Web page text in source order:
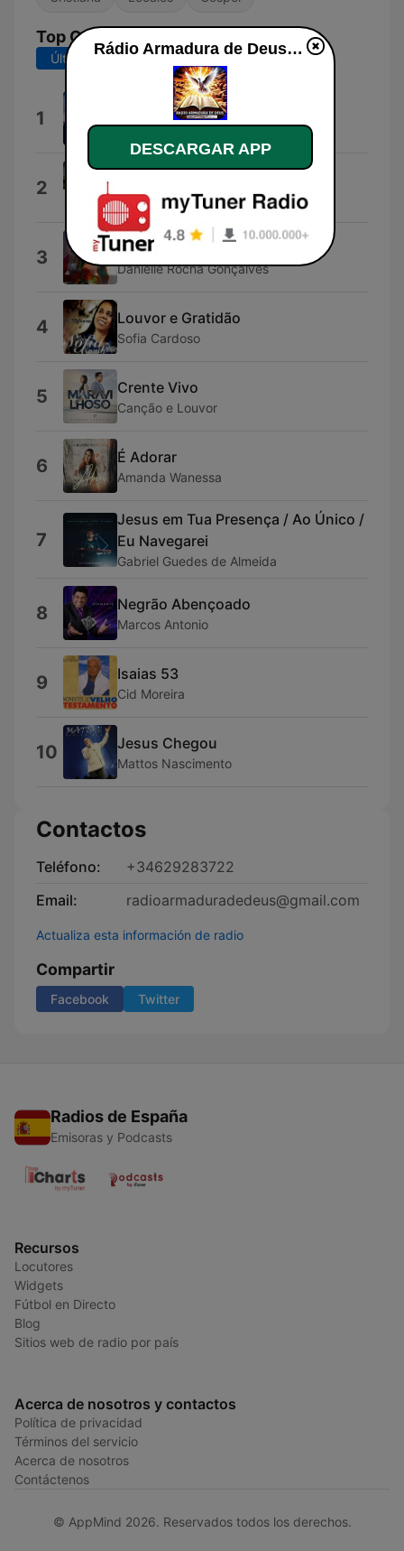
Top Canciones
Últimos 7 días Últimos 30 días
1 Na Hora Certa
Toque Mais
2 Escrituras Vivas
3 Agora (Ao Vivo)
Danielle Rocha Gonçalves
4 Louvor e Gratidão
Sofia Cardoso
5 Crente Vivo
Canção e Louvor
6 É Adorar
Amanda Wanessa
7
Jesus em Tua Presença / Ao Único /
Eu Navegarei
Gabriel Guedes de Almeida
8 Negrão Abençoado
Marcos Antonio
9 Isaias 53
Cid Moreira
10 Jesus Chegou
Mattos Nascimento
Contactos
Teléfono:
+34629283722
Email:
radioarmaduradedeus@gmail.com
Actualiza esta información de radio
Compartir
Facebook Twitter
Radios de España
Emisoras y Podcasts
Recursos
Locutores
Widgets
Fútbol en Directo
Blog
Sitios web de radio por país
Acerca de nosotros y contactos
Política de privacidad
Términos del servicio
Acerca de nosotros
Contáctenos
© AppMind 2026. Reservados todos los derechos.
Rádio Armadura de Deus en vivo
DESCARGAR APP